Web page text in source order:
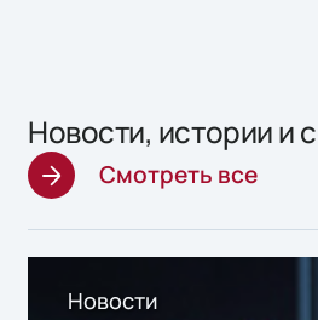
Новости, истории и
Смотреть все
Новости